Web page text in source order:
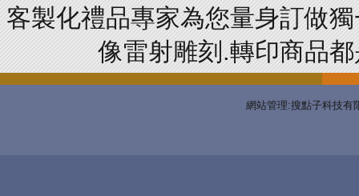
客製化禮品專家為您量身訂做
像雷射雕刻.轉印商品
網站管理:搜點子科技有